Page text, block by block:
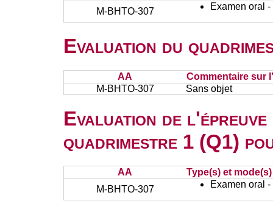
M-BHTO-307
Examen oral
Evaluation du
AA
Commentaire sur
M-BHTO-307
Sans objet
Evaluation de
quadrimestre 1 (Q1)
AA
Type(s) et
M-BHTO-307
Examen oral